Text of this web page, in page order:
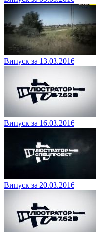
Випуск за 13.03.2016
Випуск за 16.03.2016
Випуск за 20.03.2016